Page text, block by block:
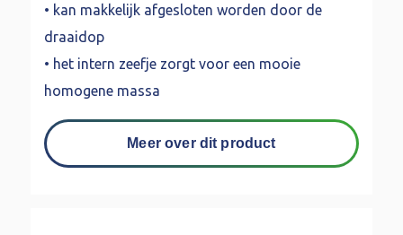
• kan makkelijk afgesloten worden door de
draaidop
• het intern zeefje zorgt voor een mooie
homogene massa
Meer over dit product